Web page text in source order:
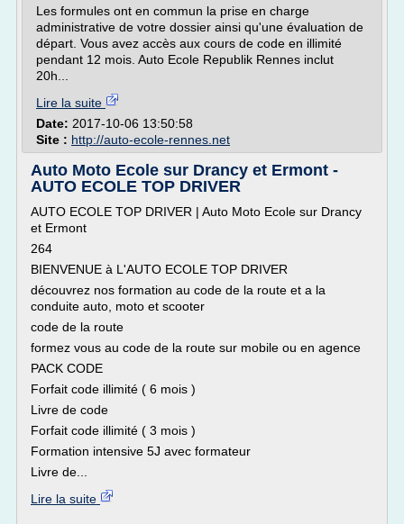
Les formules ont en commun la prise en charge
administrative de votre dossier ainsi qu'une évaluation de
départ. Vous avez accès aux cours de code en illimité
pendant 12 mois. Auto Ecole Republik Rennes inclut
20h...
Lire la suite
Date: 2017-10-06 13:50:58
Site : http://auto-ecole-rennes.net
Auto Moto Ecole sur Drancy et Ermont -
AUTO ECOLE TOP DRIVER
AUTO ECOLE TOP DRIVER | Auto Moto Ecole sur Drancy
et Ermont
264
BIENVENUE à L'AUTO ECOLE TOP DRIVER
découvrez nos formation au code de la route et a la
conduite auto, moto et scooter
code de la route
formez vous au code de la route sur mobile ou en agence
PACK CODE
Forfait code illimité ( 6 mois )
Livre de code
Forfait code illimité ( 3 mois )
Formation intensive 5J avec formateur
Livre de...
Lire la suite